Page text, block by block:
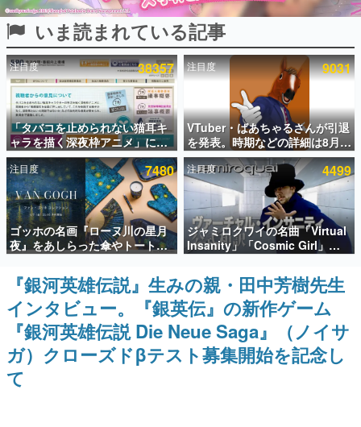
殿堂入り記事
SNS拡散数が数千以上！ ページビュー数万以上！ などな
ど。多くの人々に読まれた、電ファミ渾身の“殿堂入り”記
事をまとめました。
ゲームの企画書
名作ゲームクリエイターの方々に製作時のエピソードをお
聞きし、ヒットする企画（ゲーム）とは何か？を探ってい
きます。
赫本
この物語を解いてはいけない。『赫本』は、〈試験問題〉
の形をした短編ホラー小説集です。
新世代に訊く
これからのデジタルゲーム市場を担う若きクリエイター達
の姿を追い、彼らのルーツと情熱を探っていきます。
ゲーム世代の作家たち
ゲームに多大な影響を受けた作家さんに取材し、ゲームが
日本のコンテンツ産業やカルチャーに与えた影響を探る企
画です。
日本モバイルゲーム産業史
日本のモバイルゲーム史における主要なトピック・タイト
いま読まれている記事
注目度 38357
「タバコを止められない猫耳キ
ャラを描く深夜枠アニメ」に視
聴者の一部から批判意見。違法
薬物の使用と思しき描写も含め
て、BPOが議論を交わす
注目度 9031
VTuber・ばあちゃるさんが引退
を発表。時期などの詳細は8月9
日15時からの配信で説明
注目度 7480
ゴッホの名画『ローヌ川の星月
夜』をあしらった傘やトートバ
ッグなどが登場。8月7日21時よ
り2日間限定で予約販売
注目度 4499
ジャミロクワイの名曲「Virtual
Insanity」「Cosmic Girl」
「Canned Heat」公式日本語字
幕付きMVがいきなり公開！
「SUMMER SONIC 2026」での
9年ぶりとなる日本公演を記念し
て
『銀河英雄伝説』生みの親・田中芳樹先生
インタビュー。『銀英伝』の新作ゲーム
『銀河英雄伝説 Die Neue Saga』（ノイサ
ガ）クローズドβテスト募集開始を記念し
て